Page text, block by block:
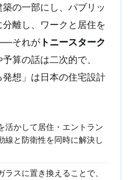
の一部にし、パブリッ
離し、ワークと居住を
それが トニースターク
算の話は二次的で、
発想」は日本の住宅設計
活かして居住・エントラン
線と防衛性を同時に解決し
ラスに置き換えることで、